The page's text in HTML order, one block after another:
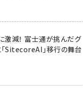
減！ 富士通が挑んだグ
SitecoreAI」移行の舞台